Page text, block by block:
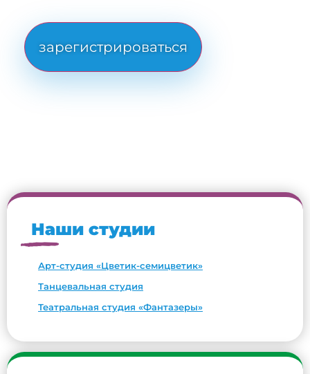
No val
Наши студии
Арт-студия «Цветик-семицветик»
Танцевальная студия
Театральная студия «Фантазеры»